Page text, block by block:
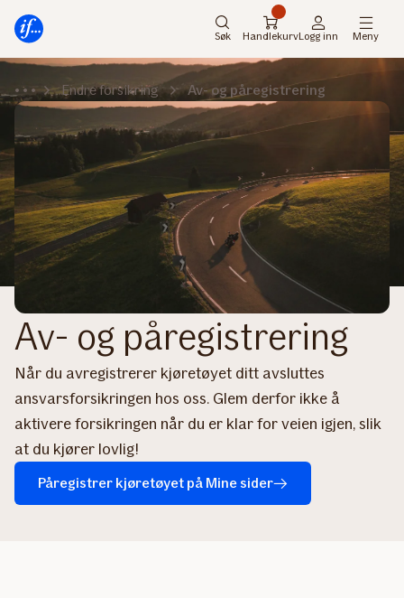
innhold
Søk HandlekurvLogg inn Meny
Endre forsikring Av- og påregistrering
Av- og påregistrering
Når du avregistrerer kjøretøyet ditt avsluttes
ansvarsforsikringen hos oss. Glem derfor ikke å
aktivere forsikringen når du er klar for veien igjen, slik
at du kjører lovlig!
Påregistrer kjøretøyet på Mine sider